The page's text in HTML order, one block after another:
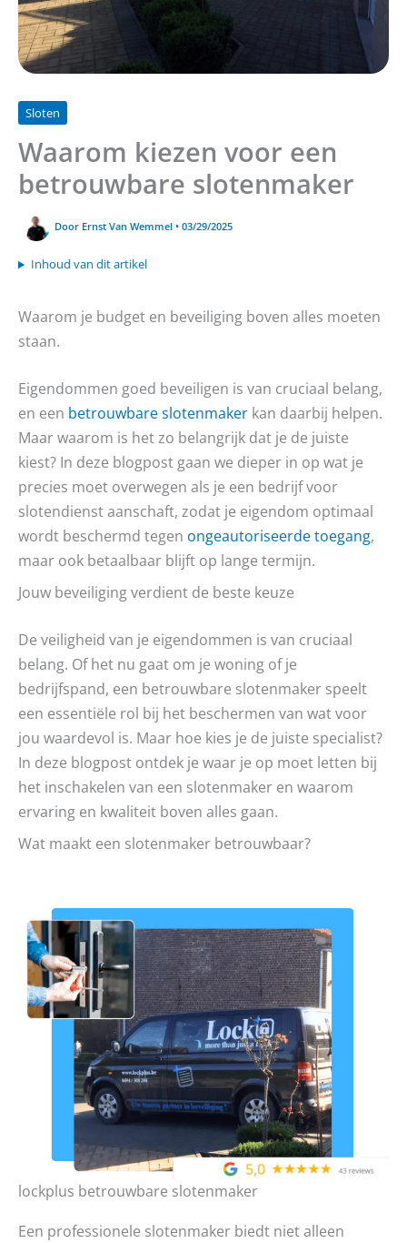
Sloten
Waarom kiezen voor een
betrouwbare slotenmaker
Door Ernst Van Wemmel • 03/29/2025
Inhoud van dit artikel
Waarom je budget en beveiliging boven alles moeten
staan.
Eigendommen goed beveiligen is van cruciaal belang,
en een betrouwbare slotenmaker kan daarbij helpen.
Maar waarom is het zo belangrijk dat je de juiste
kiest? In deze blogpost gaan we dieper in op wat je
precies moet overwegen als je een bedrijf voor
slotendienst aanschaft, zodat je eigendom optimaal
wordt beschermd tegen ongeautoriseerde toegang,
maar ook betaalbaar blijft op lange termijn.
Jouw beveiliging verdient de beste keuze
De veiligheid van je eigendommen is van cruciaal
belang. Of het nu gaat om je woning of je
bedrijfspand, een betrouwbare slotenmaker speelt
een essentiële rol bij het beschermen van wat voor
jou waardevol is. Maar hoe kies je de juiste specialist?
In deze blogpost ontdek je waar je op moet letten bij
het inschakelen van een slotenmaker en waarom
ervaring en kwaliteit boven alles gaan.
Wat maakt een slotenmaker betrouwbaar?
lockplus betrouwbare slotenmaker
Een professionele slotenmaker biedt niet alleen